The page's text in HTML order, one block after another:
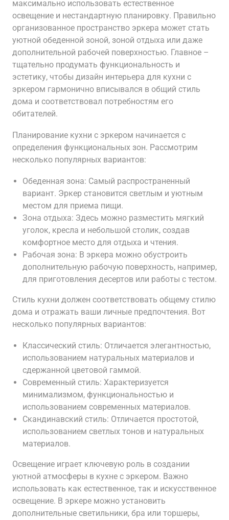
максимально использовать естественное
освещение и нестандартную планировку. Правильно
организованное пространство эркера может стать
уютной обеденной зоной, зоной отдыха или даже
дополнительной рабочей поверхностью. Главное –
тщательно продумать функциональность и
эстетику, чтобы дизайн интерьера для кухни с
эркером гармонично вписывался в общий стиль
дома и соответствовал потребностям его
обитателей.
Планирование кухни с эркером начинается с
определения функциональных зон. Рассмотрим
несколько популярных вариантов:
Обеденная зона: Самый распространенный
вариант. Эркер становится светлым и уютным
местом для приема пищи.
Зона отдыха: Здесь можно разместить мягкий
уголок, кресла и небольшой столик, создав
комфортное место для отдыха и чтения.
Рабочая зона: В эркера можно обустроить
дополнительную рабочую поверхность, например,
для приготовления десертов или работы с тестом.
Стиль кухни должен соответствовать общему стилю
дома и отражать ваши личные предпочтения. Вот
несколько популярных вариантов:
Классический стиль: Отличается элегантностью,
использованием натуральных материалов и
сдержанной цветовой гаммой.
Современный стиль: Характеризуется
минимализмом, функциональностью и
использованием современных материалов.
Скандинавский стиль: Отличается простотой,
использованием светлых тонов и натуральных
материалов.
Освещение играет ключевую роль в создании
уютной атмосферы в кухне с эркером. Важно
использовать как естественное, так и искусственное
освещение. В эркере можно установить
дополнительные светильники, бра или торшеры,